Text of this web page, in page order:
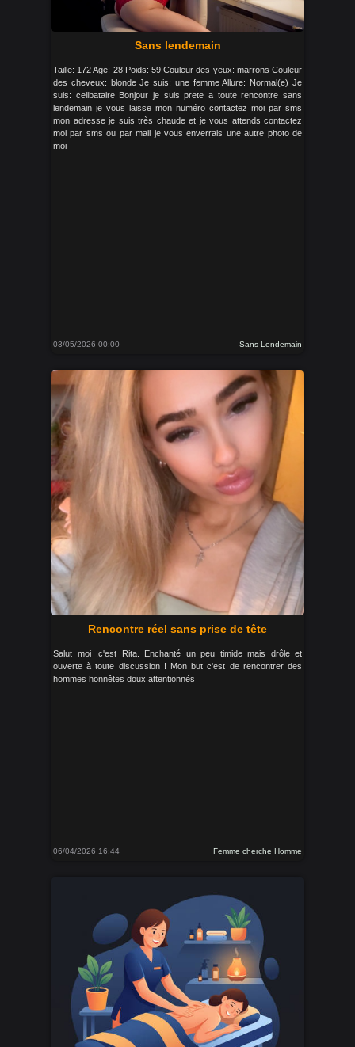
Sans lendemain
Taille: 172 Age: 28 Poids: 59 Couleur des yeux: marrons Couleur
des cheveux: blonde Je suis: une femme Allure: Normal(e) Je
suis: celibataire Bonjour je suis prete a toute rencontre sans
lendemain je vous laisse mon numéro contactez moi par sms
mon adresse je suis très chaude et je vous attends contactez
moi par sms ou par mail je vous enverrais une autre photo de
moi
03/05/2026 00:00 Sans Lendemain
Rencontre réel sans prise de tête
Salut moi ,c'est Rita. Enchanté un peu timide mais drôle et
ouverte à toute discussion ! Mon but c'est de rencontrer des
hommes honnêtes doux attentionnés
06/04/2026 16:44 Femme cherche Homme